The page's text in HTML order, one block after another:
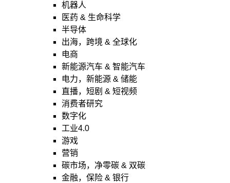
机器人
医药 & 生命科学
半导体
出海，跨境 & 全球化
电商
新能源汽车 & 智能汽车
电力，新能源 & 储能
直播，短剧 & 短视频
消费者研究
数字化
工业4.0
游戏
营销
碳市场，净零碳 & 双碳
金融，保险 & 银行